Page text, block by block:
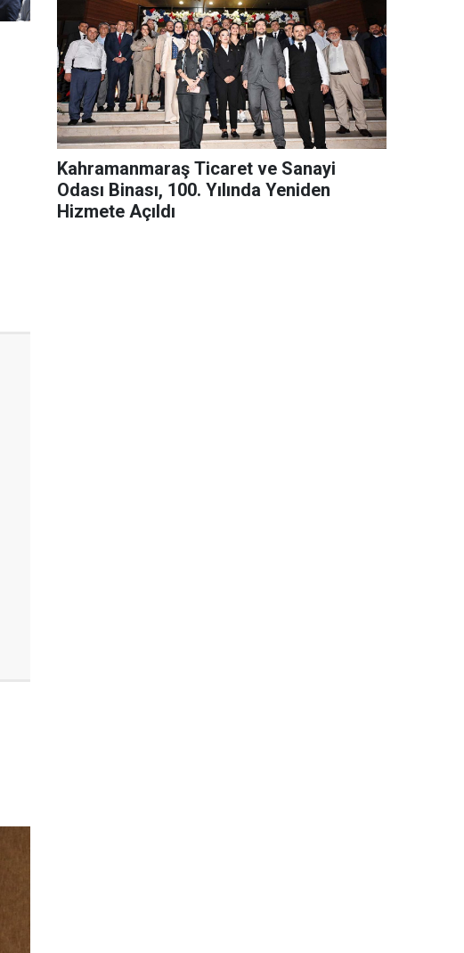
Kahramanmaraş Ticaret ve Sanayi
Odası Binası, 100. Yılında Yeniden
Hizmete Açıldı